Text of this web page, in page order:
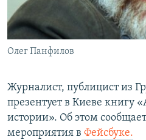
ПОБЕДИТЕЛЕЙ НЕ СУДЯТ?
КРЫМ.НЕПОКОРЕННЫЙ
ELIFBE
ПРИСОЕДИНЯЙТЕСЬ!
Все сайты RFE/RL
Олег Панфилов
Журналист, публицист из
презентует в Киеве книгу
истории». Об этом
мероприятия в Фейсбуке.